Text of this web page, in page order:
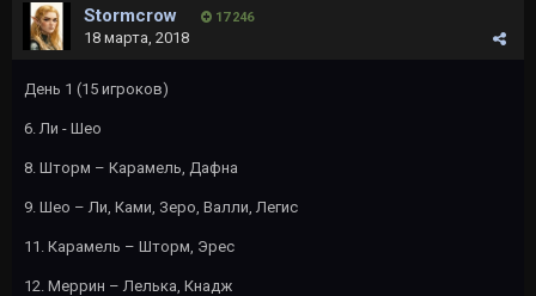
Stormcrow 17 246
18 марта, 2018
День 1 (15 игроков)
6. Ли - Шео
8. Шторм – Карамель, Дафна
9. Шео – Ли, Ками, Зеро, Валли, Легис
11. Карамель – Шторм, Эрес
12. Меррин – Лелька, Кнадж